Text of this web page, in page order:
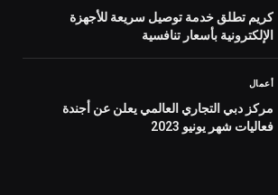
كريم تطلق خدمة توصيل سريعة للأجهزة
الإلكترونية بأسعار تنافسية
أعمال
مركز دبي التجاري العالمي يعلن عن أجندة
فعاليات شهر يونيو 2023